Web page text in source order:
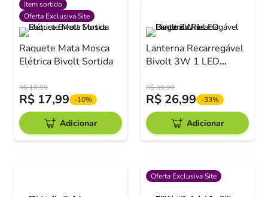
Item sortido
Oferta Exclusiva Site
Raquete Mata Mosca
Elétrica Bivolt Sortida
R$ 19,99
R$ 17,99 -10%
Adicionar
Lanterna Recarregável
Bivolt 3W 1 LED
R$ 39,99
R$ 26,99 -33%
Adicionar
Oferta Exclusiva Site